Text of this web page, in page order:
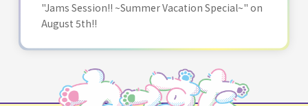
"Jams Session!! ~Summer Vacation Special~" on
August 5th!!